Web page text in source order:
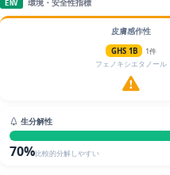
ENV 環境・安全性指標
皮膚感作性
GHS 1B
1件
フェノキシエタノール
生分解性
70%比較的分解しやすい